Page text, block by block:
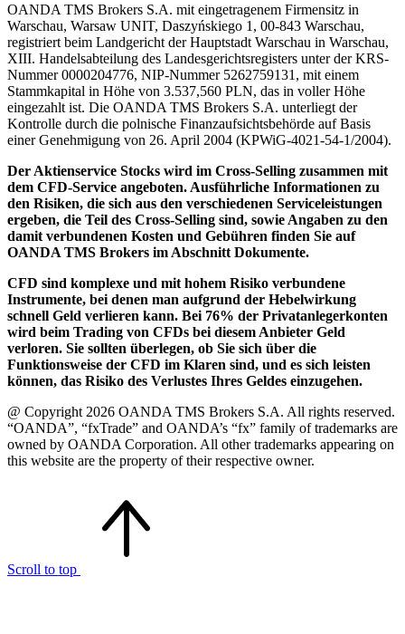
OANDA TMS Brokers S.A. mit eingetragenem Firmensitz in
Warschau, Warsaw UNIT, Daszyńskiego 1, 00-843 Warschau,
registriert beim Landgericht der Hauptstadt Warschau in Warschau,
XIII. Handelsabteilung des Landesgerichtsregisters unter der KRS-
Nummer 0000204776, NIP-Nummer 5262759131, mit einem
Stammkapital in Höhe von 3.537,560 PLN, das in voller Höhe
eingezahlt ist. Die OANDA TMS Brokers S.A. unterliegt der
Kontrolle durch die polnische Finanzaufsichtsbehörde auf Basis
einer Genehmigung von 26. April 2004 (KPWiG-4021-54-1/2004).
Der Aktienservice Stocks wird im Cross-Selling zusammen mit
dem CFD-Service angeboten. Ausführliche Informationen zu
den Risiken, die sich aus den verschiedenen Serviceleistungen
ergeben, die Teil des Cross-Selling sind, sowie Angaben zu den
damit verbundenen Kosten und Gebühren finden Sie auf
OANDA TMS Brokers im Abschnitt Dokumente.
CFD sind komplexe und mit hohem Risiko verbundene
Instrumente, bei denen man aufgrund der Hebelwirkung
schnell Geld verlieren kann. Bei 76% der Privatanlegerkonten
wird beim Trading von CFDs bei diesem Anbieter Geld
verloren. Sie sollten überlegen, ob Sie sich über die
Funktionsweise der CFD im Klaren sind, und es sich leisten
können, das Risiko des Verlustes Ihres Geldes einzugehen.
@ Copyright 2026 OANDA TMS Brokers S.A. All rights reserved.
“OANDA”, “fxTrade” and OANDA’s “fx” family of trademarks are
owned by OANDA Corporation. All other trademarks appearing on
this website are the property of their respective owner.
Scroll to top